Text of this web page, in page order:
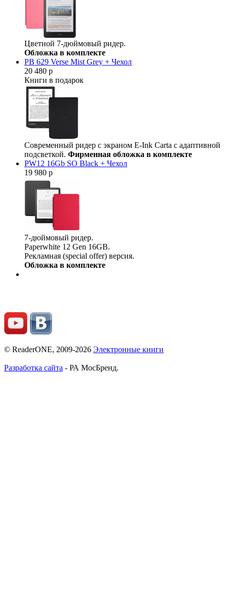
Цветной 7-дюймовый ридер.
Обложка в комплекте
PB 629 Verse Mist Grey + Чехол
20 480 р
Книги в подарок
Современный ридер с экраном E-Ink Carta с адаптивной
подсветкой. Фирменная обложка в комплекте
PW12 16Gb SO Black + Чехол
19 980 р
7-дюймовый ридер.
Paperwhite 12 Gen 16GB.
Рекламная (special offer) версия.
Обложка в комплекте
© ReaderONE, 2009-2026 Электронные книги
Разработка сайта - РА МосБренд.